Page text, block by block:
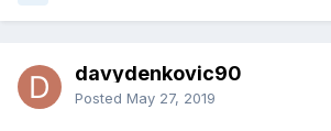
davydenkovic90
Posted May 27, 2019